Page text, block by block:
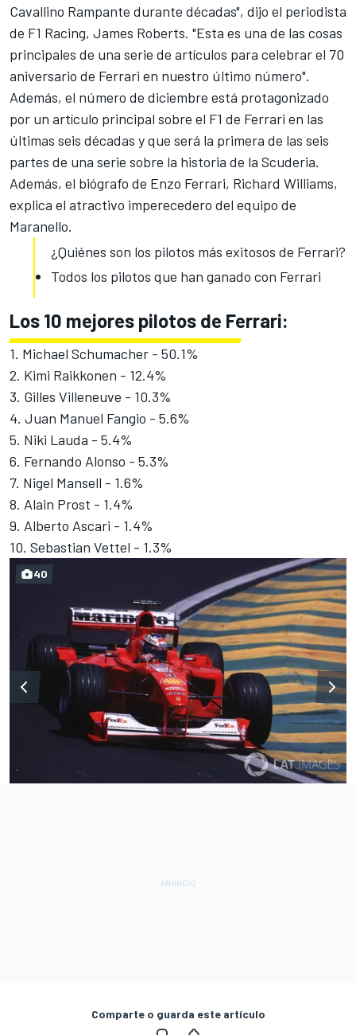
Cavallino Rampante durante décadas", dijo el periodista
de F1 Racing, James Roberts. "Esta es una de las cosas
principales de una serie de artículos para celebrar el 70
aniversario de Ferrari en nuestro último número".
Además, el número de diciembre está protagonizado
por un artículo principal sobre el F1 de Ferrari en las
últimas seis décadas y que será la primera de las seis
partes de una serie sobre la historia de la Scuderia.
Además, el biógrafo de Enzo Ferrari, Richard Williams,
explica el atractivo imperecedero del equipo de
Maranello.
¿Quiénes son los pilotos más exitosos de Ferrari?
Todos los pilotos que han ganado con Ferrari
Los 10 mejores pilotos de Ferrari:
1. Michael Schumacher - 50.1%
2. Kimi Raikkonen - 12.4%
3. Gilles Villeneuve - 10.3%
4. Juan Manuel Fangio - 5.6%
5. Niki Lauda - 5.4%
6. Fernando Alonso - 5.3%
7. Nigel Mansell - 1.6%
8. Alain Prost - 1.4%
9. Alberto Ascari - 1.4%
10. Sebastian Vettel - 1.3%
40
Comparte o guarda este artículo